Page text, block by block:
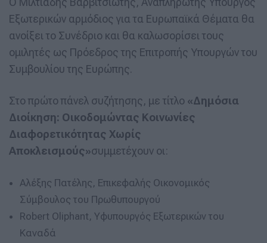
Εξωτερικών αρμόδιος για τα Ευρωπαϊκά Θέματα θα
ανοίξει το Συνέδριο και θα καλωσορίσει τους
ομιλητές ως Πρόεδρος της Επιτροπής Υπουργών του
Συμβουλίου της Ευρώπης.
Στο πρώτο πάνελ συζήτησης, με τίτλο «Δημόσια
Διοίκηση: Οικοδομώντας Κοινωνίες
Διαφορετικότητας Χωρίς
Αποκλεισμούς»συμμετέχουν οι:
Αλέξης Πατέλης, Επικεφαλής Οικονομικός
Σύμβουλος του Πρωθυπουργού
Robert Oliphant, Υφυπουργός Εξωτερικών του
Καναδά